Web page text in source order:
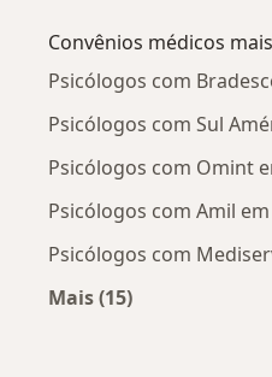
Convênios médicos
Psicólogos com
Psicólogos com Sul
Psicólogos com Omint
Psicólogos com Amil
Psicólogos com
Mais (15)